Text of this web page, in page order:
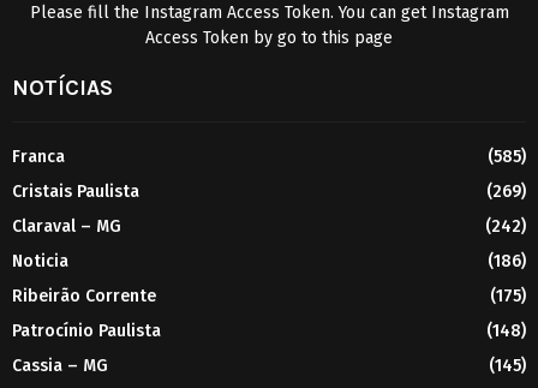
Please fill the Instagram Access Token. You can get Instagram
Access Token by go to this page
NOTÍCIAS
Franca
(585)
Cristais Paulista
(269)
Claraval – MG
(242)
Noticia
(186)
Ribeirão Corrente
(175)
Patrocínio Paulista
(148)
Cassia – MG
(145)